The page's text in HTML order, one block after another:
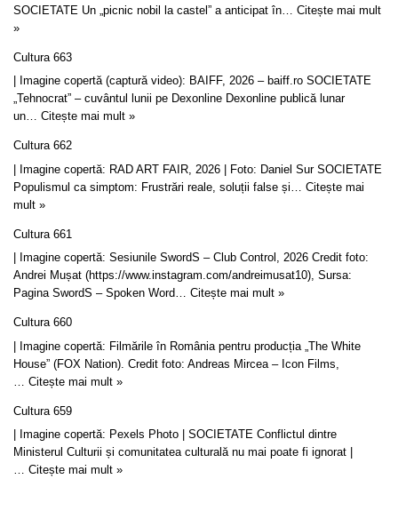
SOCIETATE Un „picnic nobil la castel” a anticipat în… Citește mai mult
»
Cultura 663
| Imagine copertă (captură video): BAIFF, 2026 – baiff.ro SOCIETATE
„Tehnocrat” – cuvântul lunii pe Dexonline Dexonline publică lunar
un… Citește mai mult »
Cultura 662
| Imagine copertă: RAD ART FAIR, 2026 | Foto: Daniel Sur SOCIETATE
Populismul ca simptom: Frustrări reale, soluții false și… Citește mai
mult »
Cultura 661
| Imagine copertă: Sesiunile SwordS – Club Control, 2026 Credit foto:
Andrei Mușat (https://www.instagram.com/andreimusat10), Sursa:
Pagina SwordS – Spoken Word… Citește mai mult »
Cultura 660
| Imagine copertă: Filmările în România pentru producția „The White
House” (FOX Nation). Credit foto: Andreas Mircea – Icon Films,
Citește mai mult »
Cultura 659
| Imagine copertă: Pexels Photo | SOCIETATE Conflictul dintre
Ministerul Culturii și comunitatea culturală nu mai poate fi ignorat |
… Citește mai mult »